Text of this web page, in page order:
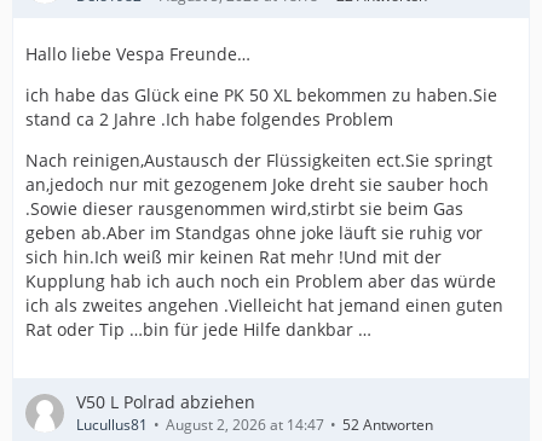
Hallo liebe Vespa Freunde…
ich habe das Glück eine PK 50 XL bekommen zu haben.Sie
stand ca 2 Jahre .Ich habe folgendes Problem
Nach reinigen,Austausch der Flüssigkeiten ect.Sie springt
an,jedoch nur mit gezogenem Joke dreht sie sauber hoch
.Sowie dieser rausgenommen wird,stirbt sie beim Gas
geben ab.Aber im Standgas ohne joke läuft sie ruhig vor
sich hin.Ich weiß mir keinen Rat mehr !Und mit der
Kupplung hab ich auch noch ein Problem aber das würde
ich als zweites angehen .Vielleicht hat jemand einen guten
Rat oder Tip …bin für jede Hilfe dankbar …
V50 L Polrad abziehen
Lucullus81 August 2, 2026 at 14:47 52 Antworten